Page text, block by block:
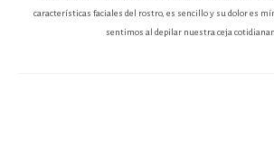
características faciales del rostro, es sencillo y su dolor es
sentimos al depilar nuestra ceja